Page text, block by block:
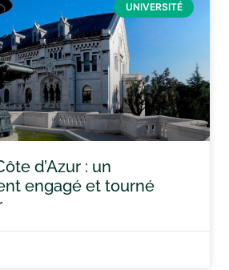
UNIVERSITÉ
d’Azur : un
engagé et tourné